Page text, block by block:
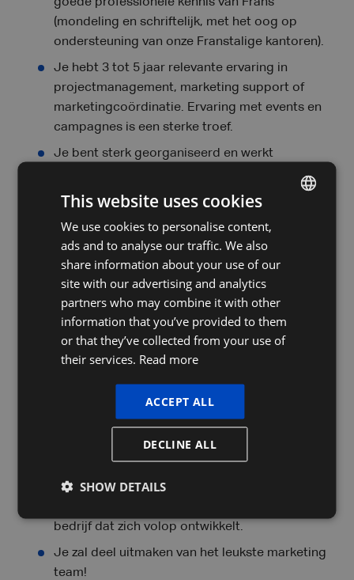
(mondeling en schriftelijk, met het oog op
ondersteuning van onze Franstalige kantoren).
Je hebt 3 tot 5 jaar relevante ervaring in
projectmanagement, marketing support of
marketingcoördinatie. Ervaring met events en
campagnes is een sterke troef.
Je bent sterk georganiseerd en werkt
Je bent hands-on, proactief en neemt
ownership over je projecten.
Je bent communicatief sterk en kan vlot
schakelen met verschillende stakeholders.
Je kan meerdere projecten tegelijk beheren en
blijft performant onder druk.
Je bent nauwkeurig en kwaliteitsgericht.
Je hebt ervaring met digitale marketingtools,
CRM-systemen (HubSpot is een sterke plus) en
content management systemen. Je bent
nieuwsgierig naar de mogelijkheden van AI
binnen marketing
bedrijf dat zich volop ontwikkelt.
Je zal deel uitmaken van het leukste marketing
team!
This website uses cookies
We use cookies to personalise content,
ads and to analyse our traffic. We also
share information about your use of our
site with our advertising and analytics
partners who may combine it with other
information that you’ve provided to them
or that they’ve collected from your use of
their services. Read more
ACCEPT ALL
DECLINE ALL
SHOW DETAILS